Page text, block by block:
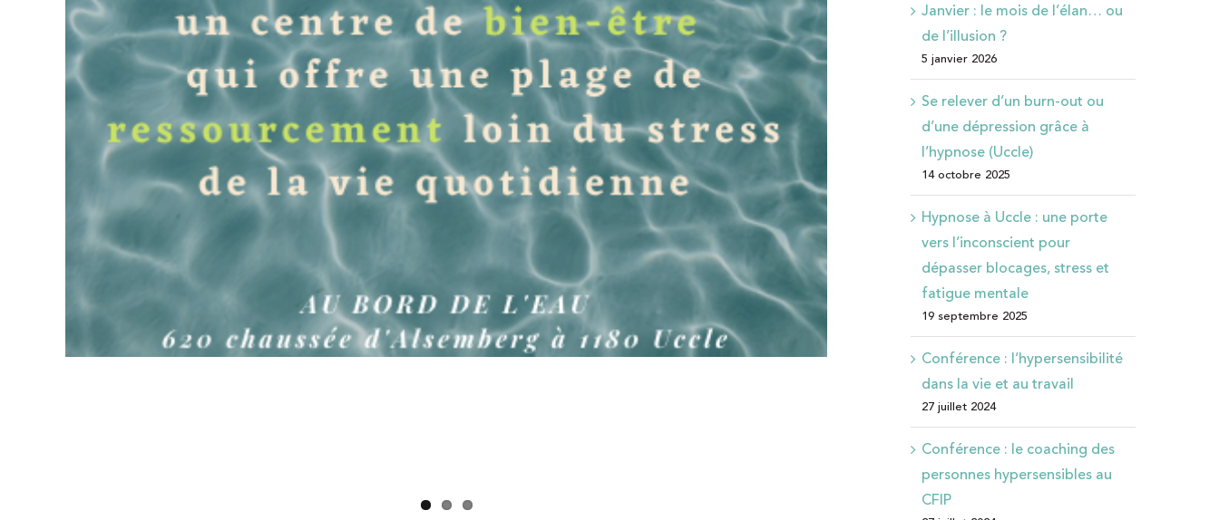
Janvier : le mois de l’élan… ou
de l’illusion ?
5 janvier 2026
Se relever d’un burn-out ou
d’une dépression grâce à
l’hypnose (Uccle)
14 octobre 2025
Hypnose à Uccle : une porte
vers l’inconscient pour
dépasser blocages, stress et
fatigue mentale
19 septembre 2025
Conférence : l’hypersensibilité
dans la vie et au travail
27 juillet 2024
Conférence : le coaching des
personnes hypersensibles au
CFIP